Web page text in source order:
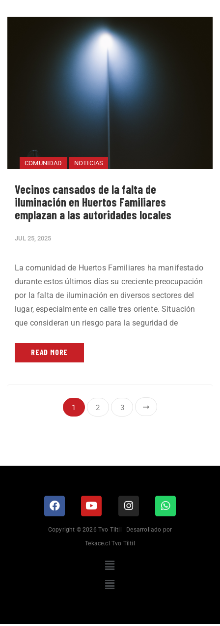
COMUNIDAD NOTICIAS
Vecinos cansados de la falta de
iluminación en Huertos Familiares
emplazan a las autoridades locales
JUL 25, 2025
La comunidad de Huertos Familiares ha manifestado
durante estos últimos días su creciente preocupación
por la falta de iluminación en diversos sectores del
lugar, especialmente en calle tres oriente. Situación
que consideran un riesgo para la seguridad de
READ MORE
1 2 3
Copyright © 2026 Tvo Tiltil | Desarrollado por
Tekace.cl Tvo Tiltil